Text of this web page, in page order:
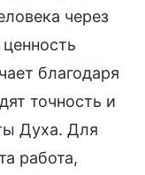
через
благодаря
точность и
Духа. Для
работа,